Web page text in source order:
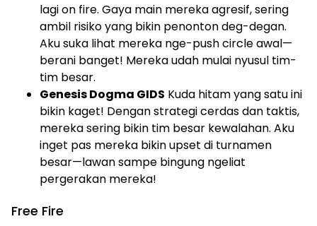
lagi on fire. Gaya main mereka agresif, sering
ambil risiko yang bikin penonton deg-degan.
Aku suka lihat mereka nge-push circle awal—
berani banget! Mereka udah mulai nyusul tim-
tim besar.
Genesis Dogma GIDS Kuda hitam yang satu ini
bikin kaget! Dengan strategi cerdas dan taktis,
mereka sering bikin tim besar kewalahan. Aku
inget pas mereka bikin upset di turnamen
besar—lawan sampe bingung ngeliat
pergerakan mereka!
Free Fire